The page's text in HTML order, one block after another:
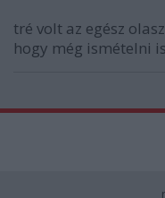
tré volt az egész
hogy még ismételni